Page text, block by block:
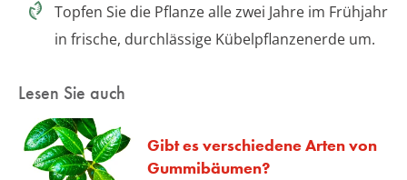
Topfen Sie die Pflanze alle zwei Jahre im Frühjahr
in frische, durchlässige Kübelpflanzenerde um.
Lesen Sie auch
Gibt es verschiedene Arten von
Gummibäumen?